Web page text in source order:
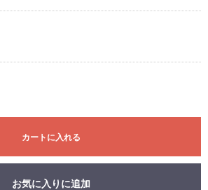
カートに入れる
お気に入りに追加